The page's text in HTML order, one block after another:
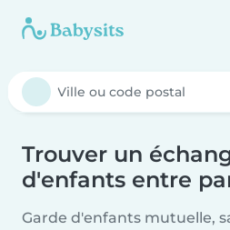
Trouver un
d'enfants entre
Garde d'enfants mutuelle,